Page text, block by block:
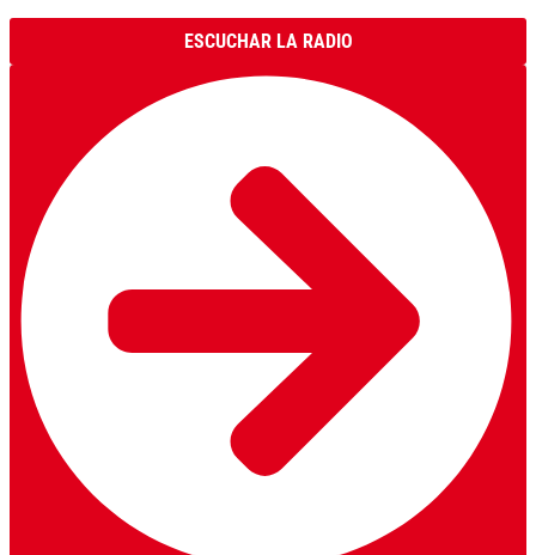
ESCUCHAR LA RADIO